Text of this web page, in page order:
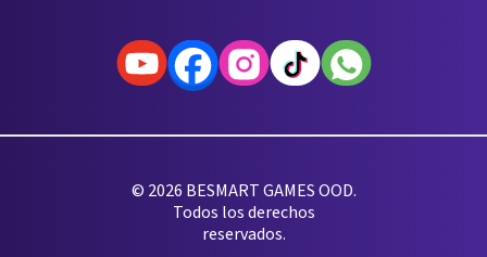
© 2026 BESMART GAMES OOD.
Todos los derechos
reservados.